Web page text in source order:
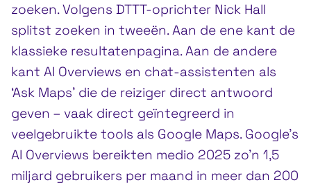
zoeken. Volgens DTTT-oprichter Nick Hall
splitst zoeken in tweeën. Aan de ene kant de
klassieke resultatenpagina. Aan de andere
kant AI Overviews en chat-assistenten als
‘Ask Maps’ die de reiziger direct antwoord
geven – vaak direct geïntegreerd in
veelgebruikte tools als Google Maps. Google’s
AI Overviews bereikten medio 2025 zo’n 1,5
miljard gebruikers per maand in meer dan 200